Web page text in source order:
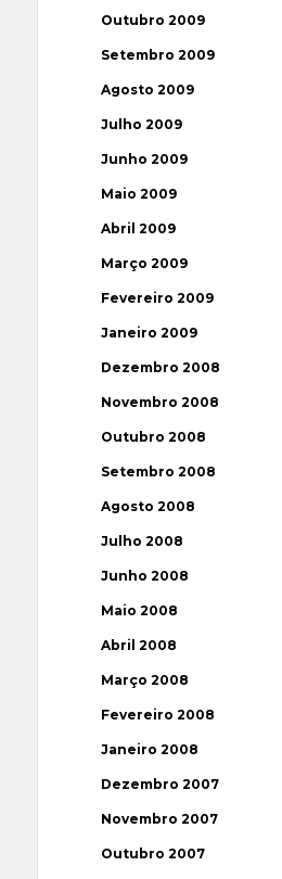
Outubro 2009
Setembro 2009
Agosto 2009
Julho 2009
Junho 2009
Maio 2009
Abril 2009
Março 2009
Fevereiro 2009
Janeiro 2009
Dezembro 2008
Novembro 2008
Outubro 2008
Setembro 2008
Agosto 2008
Julho 2008
Junho 2008
Maio 2008
Abril 2008
Março 2008
Fevereiro 2008
Janeiro 2008
Dezembro 2007
Novembro 2007
Outubro 2007